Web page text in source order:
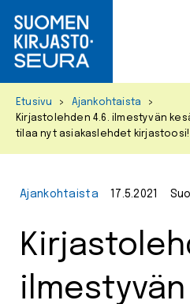
content
Etusivu > Ajankohtaista
>
Kirjastolehden 4.6. ilmestyvän
tilaa nyt asiakaslehdet kirjastoosi!
Ajankohtaista 17.5.2021
ilmestyvän